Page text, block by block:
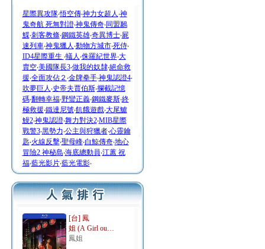
星際異攻隊‧悟空傳‧神力女超人 ‧神
鬼奇航 死無對證‧神鬼傳奇‧同盟鶼
鰈‧刺客教條‧鋼鐵英雄‧奇異博士‧屍
速列車‧神鬼獵人 ‧動物方城市‧死侍‧
ID4星際重生 ‧蟻人 ‧侏羅紀世界‧大
賣空‧美國隊長3‧做我的奴隸‧絕命救
援‧全面攻佔２ ‧金牌拳手‧神鬼認證4‧
吹夢巨人 ‧史帝夫賈伯斯‧攔截記憶
碼‧翻轉幸福‧野蠻正義‧鋼鐵麥斯‧終
極救援‧鐵達尼號‧飢餓遊戲‧大尾鱸
鰻2‧神鬼認證‧舞力對決2‧MIB星際
戰警3‧黑勢力‧公主與狩獵者‧心靈鑰
匙‧火線反擊‧聖母峰‧白鯨傳奇‧地心
冒險2 神秘島‧海底總動員‧江蕙 祝
福‧藍光影片‧藍光電影‧
[台] 鳳
姐 (A Girl ou…
鳳姐